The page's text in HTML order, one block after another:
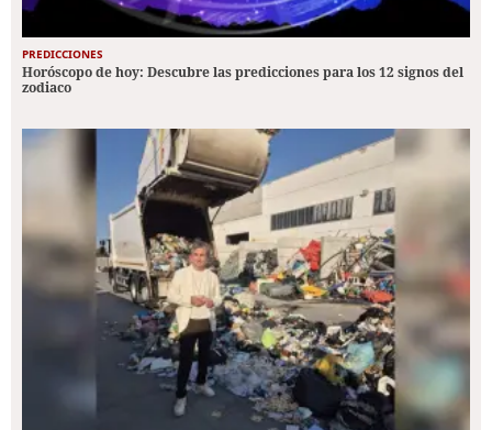
PREDICCIONES
Horóscopo de hoy: Descubre las predicciones para los 12 signos del
zodiaco